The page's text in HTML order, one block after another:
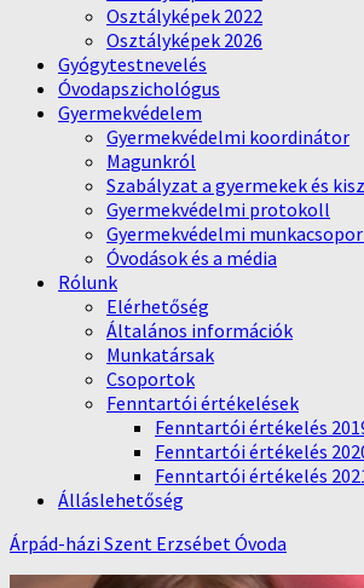
Osztályképek 2022
Osztályképek 2026
Gyógytestnevelés
Óvodapszichológus
Gyermekvédelem
Gyermekvédelmi koordinátor
Magunkról
Szabályzat a gyermekek és
Gyermekvédelmi protokoll
Gyermekvédelmi
Óvodások és a média
Rólunk
Elérhetőség
Általános információk
Munkatársak
Csoportok
Fenntartói értékelések
Fenntartói értékelés
Fenntartói értékelés
Fenntartói értékelés
Álláslehetőség
Árpád-házi Szent Erzsébet Óvoda